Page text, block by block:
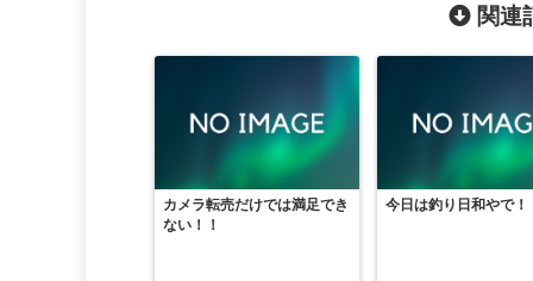
関連
カメラ転売だけでは満足でき
ない！！
今日は釣り日和やで！